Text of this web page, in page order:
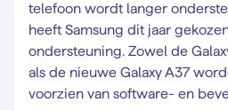
telefoon wordt langer
heeft Samsung dit jaar
ondersteuning. Zowel de
als de nieuwe Galaxy A37
voorzien van software- en